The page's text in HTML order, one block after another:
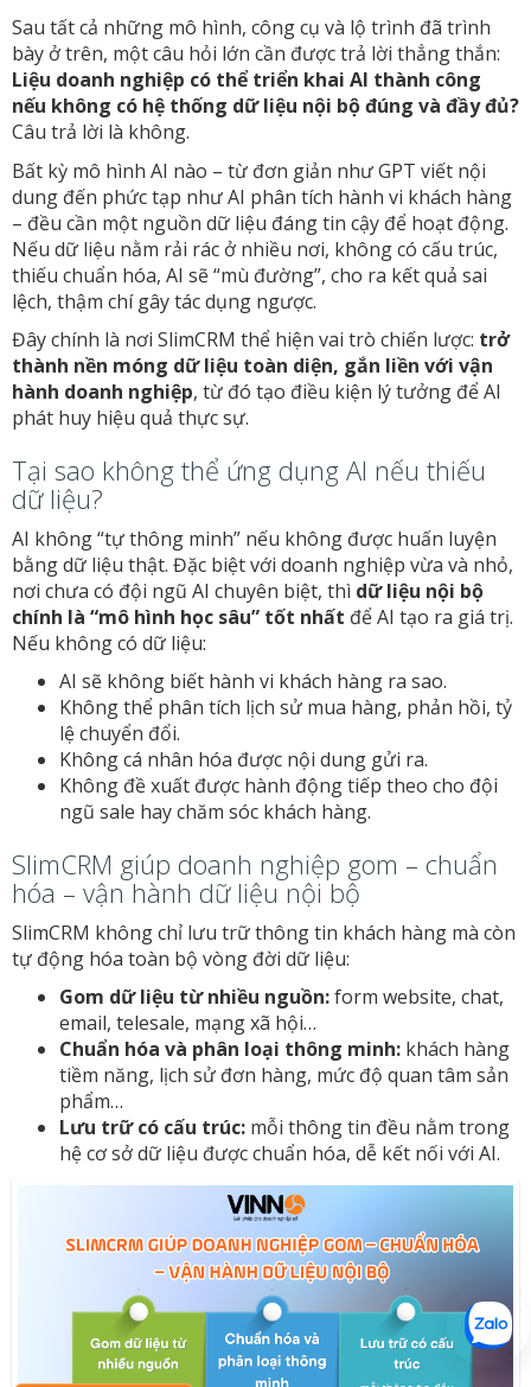
Sau tất cả những mô hình, công cụ và lộ trình đã trình
bày ở trên, một câu hỏi lớn cần được trả lời thẳng thắn:
Liệu doanh nghiệp có thể triển khai AI thành công
nếu không có hệ thống dữ liệu nội bộ đúng và đầy đủ?
Câu trả lời là không.
Bất kỳ mô hình AI nào – từ đơn giản như GPT viết nội
dung đến phức tạp như AI phân tích hành vi khách hàng
– đều cần một nguồn dữ liệu đáng tin cậy để hoạt động.
Nếu dữ liệu nằm rải rác ở nhiều nơi, không có cấu trúc,
thiếu chuẩn hóa, AI sẽ “mù đường”, cho ra kết quả sai
lệch, thậm chí gây tác dụng ngược.
Đây chính là nơi SlimCRM thể hiện vai trò chiến lược: trở
thành nền móng dữ liệu toàn diện, gắn liền với vận
hành doanh nghiệp, từ đó tạo điều kiện lý tưởng để AI
phát huy hiệu quả thực sự.
Tại sao không thể ứng dụng AI nếu thiếu
dữ liệu?
AI không “tự thông minh” nếu không được huấn luyện
bằng dữ liệu thật. Đặc biệt với doanh nghiệp vừa và nhỏ,
nơi chưa có đội ngũ AI chuyên biệt, thì dữ liệu nội bộ
chính là “mô hình học sâu” tốt nhất để AI tạo ra giá trị.
Nếu không có dữ liệu:
AI sẽ không biết hành vi khách hàng ra sao.
Không thể phân tích lịch sử mua hàng, phản hồi, tỷ
lệ chuyển đổi.
Không cá nhân hóa được nội dung gửi ra.
Không đề xuất được hành động tiếp theo cho đội
ngũ sale hay chăm sóc khách hàng.
SlimCRM giúp doanh nghiệp gom – chuẩn
hóa – vận hành dữ liệu nội bộ
SlimCRM không chỉ lưu trữ thông tin khách hàng mà còn
tự động hóa toàn bộ vòng đời dữ liệu:
Gom dữ liệu từ nhiều nguồn:form website, chat,
email, telesale, mạng xã hội…
Chuẩn hóa và phân loại thông minh: khách hàng
tiềm năng, lịch sử đơn hàng, mức độ quan tâm sản
phẩm…
Lưu trữ có cấu trúc: mỗi thông tin đều nằm trong
hệ cơ sở dữ liệu được chuẩn hóa, dễ kết nối với AI.